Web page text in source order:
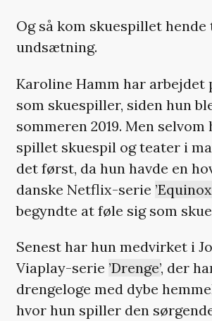
Og så kom skuespillet
undsætning.
Karoline Hamm har arbejdet
som skuespiller, siden hun
sommeren 2019. Men selvom
spillet skuespil og teater i
det først, da hun havde en
danske Netflix-serie
begyndte at føle sig som
Senest har hun medvirket i
Viaplay-serie ’Drenge’, der
drengeloge med dybe
hvor hun spiller den